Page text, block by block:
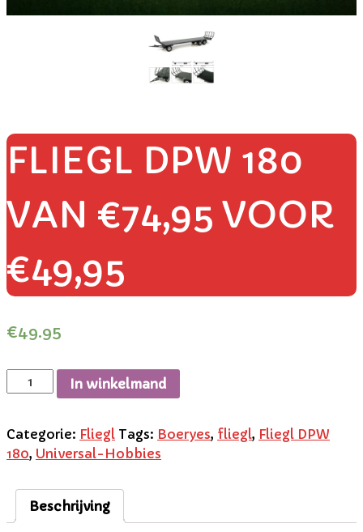
FLIEGL DPW 180
VAN €74,95 VOOR
€49,95
€49.95
In winkelmand
Categorie: Fliegl Tags: Boeryes, fliegl, Fliegl DPW
180, Universal-Hobbies
Beschrijving